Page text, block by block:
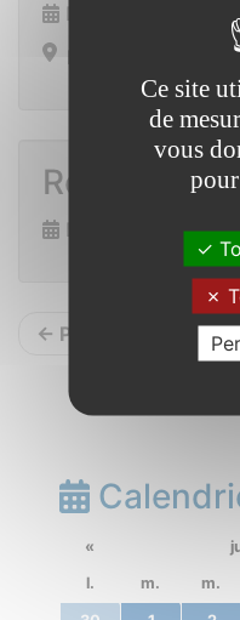
Du 4 au 5
Mairie Saint
Repas
Dimanche 12
← Précédents
«
l.
m. m.
Ce site
de
vous